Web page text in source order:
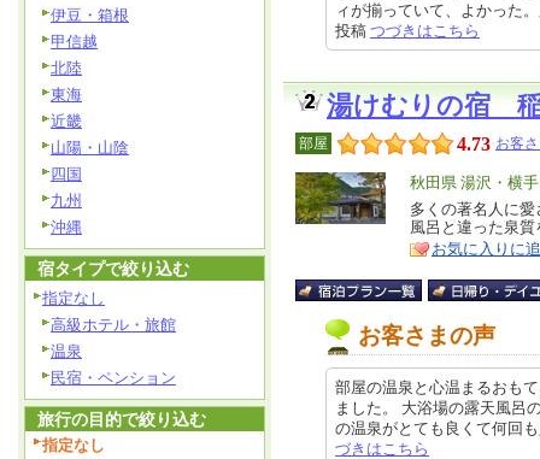
ィが揃っていて、よかった
投稿 つづきはこちら
湯けむりの宿
部屋 4.73 お客
エ
リ
ア
秋田県 湯沢・横手
特
徴
多くの著名人に
風呂と違った泉
お気に入りに
お客さまの声
部屋の温泉と心温まるおも
ました。 大浴場の露天風呂
の温泉がとても良くて何回
づきはこちら
伊豆・箱根
甲信越
北陸
東海
近畿
山陽・山陰
四国
九州
沖縄
宿タイプで絞り込む
指定なし
高級ホテル・旅館
温泉
民宿・ペンション
旅行の目的で絞り込む
指定なし